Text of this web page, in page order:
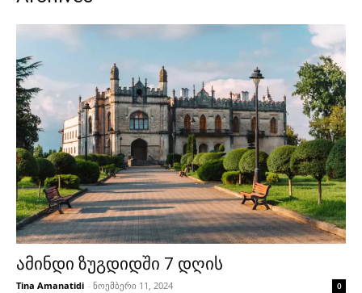
ამინდი ზუგდიდში 7 დღის
Tina Amanatidi - ნოემბერი 11, 2024 0